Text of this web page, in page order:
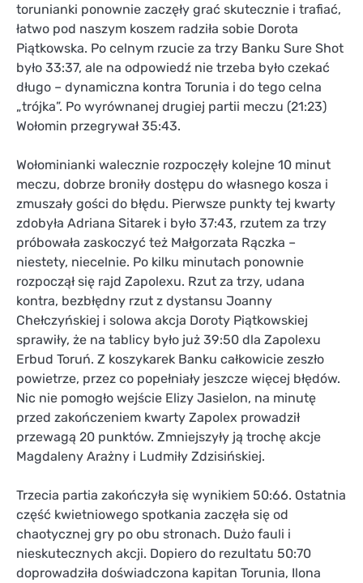
torunianki ponownie zaczęły grać skutecznie i trafiać,
łatwo pod naszym koszem radziła sobie Dorota
Piątkowska. Po celnym rzucie za trzy Banku Sure Shot
było 33:37, ale na odpowiedź nie trzeba było czekać
długo – dynamiczna kontra Torunia i do tego celna
„trójka”. Po wyrównanej drugiej partii meczu (21:23)
Wołomin przegrywał 35:43.
Wołominianki walecznie rozpoczęły kolejne 10 minut
meczu, dobrze broniły dostępu do własnego kosza i
zmuszały gości do błędu. Pierwsze punkty tej kwarty
zdobyła Adriana Sitarek i było 37:43, rzutem za trzy
próbowała zaskoczyć też Małgorzata Rączka –
niestety, niecelnie. Po kilku minutach ponownie
rozpoczął się rajd Zapolexu. Rzut za trzy, udana
kontra, bezbłędny rzut z dystansu Joanny
Chełczyńskiej i solowa akcja Doroty Piątkowskiej
sprawiły, że na tablicy było już 39:50 dla Zapolexu
Erbud Toruń. Z koszykarek Banku całkowicie zeszło
powietrze, przez co popełniały jeszcze więcej błędów.
Nic nie pomogło wejście Elizy Jasielon, na minutę
przed zakończeniem kwarty Zapolex prowadził
przewagą 20 punktów. Zmniejszyły ją trochę akcje
Magdaleny Arażny i Ludmiły Zdzisińskiej.
Trzecia partia zakończyła się wynikiem 50:66. Ostatnia
część kwietniowego spotkania zaczęła się od
chaotycznej gry po obu stronach. Dużo fauli i
nieskutecznych akcji. Dopiero do rezultatu 50:70
doprowadziła doświadczona kapitan Torunia, Ilona